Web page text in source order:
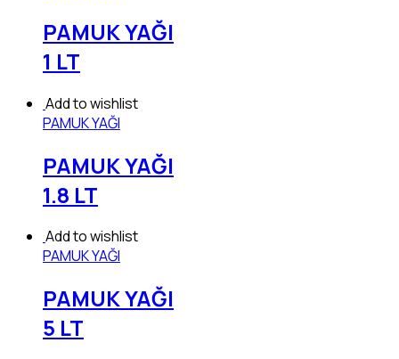
PAMUK YAĞI
1 LT
Add to wishlist
PAMUK YAĞI
PAMUK YAĞI
1.8 LT
Add to wishlist
PAMUK YAĞI
PAMUK YAĞI
5 LT